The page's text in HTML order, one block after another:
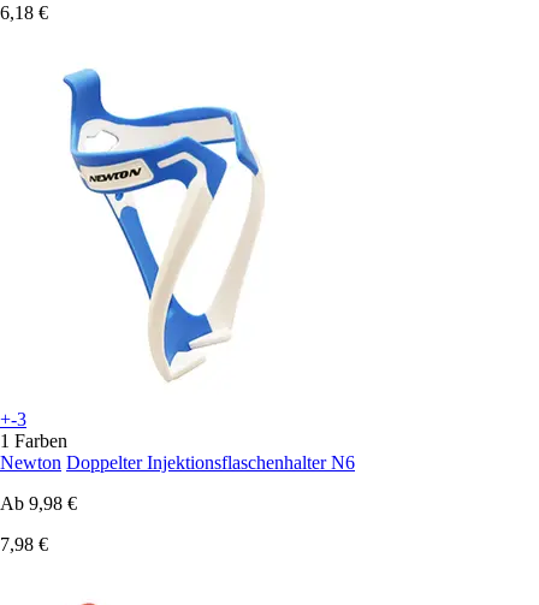
6,18 €
+-3
1 Farben
Newton Doppelter Injektionsflaschenhalter N6
Ab 9,98 €
7,98 €